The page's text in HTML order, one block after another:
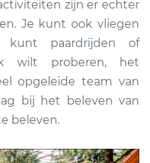
zijn er echter
Je kunt ook vliegen
paardrijden of
wilt proberen, het
opgeleide team van
bij het beleven van
beleven.